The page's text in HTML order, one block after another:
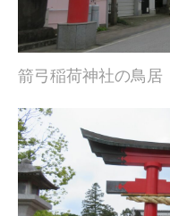
箭弓稲荷神社の鳥居